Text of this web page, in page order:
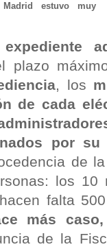
estuvo muy
expediente
plazo
, los
de cada
por su
de
los 10
falta
más
de la